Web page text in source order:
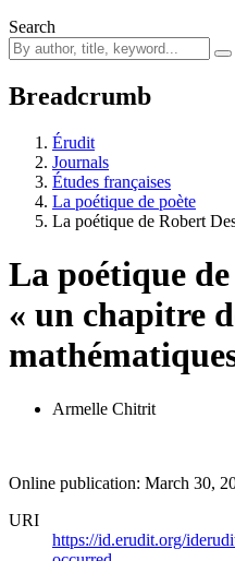
Search
Breadcrumb
Érudit
Journals
Études françaises
La poétique de poète
La poétique de Robert
La poétique
« un chapitre
Armelle Chitrit
Online publication: March 30,
URI
https://id.erudit.org/